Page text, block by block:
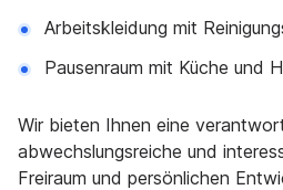
Arbeitskleidung mit
Pausenraum mit Küche und
Wir bieten Ihnen eine
abwechslungsreiche und
Freiraum und persönlichen